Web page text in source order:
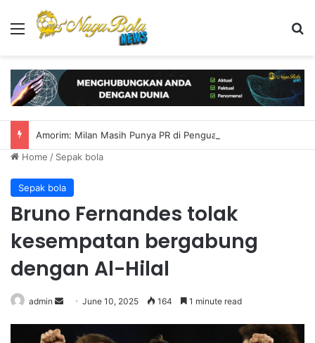
Menu
Amorim: Milan Masih Punya PR di Penguasaan Bola
Home / Sepak bola
Sepak bola
Bruno Fernandes tolak
kesempatan bergabung
dengan Al-Hilal
admin
n
June 10, 2025 164 1 minute read